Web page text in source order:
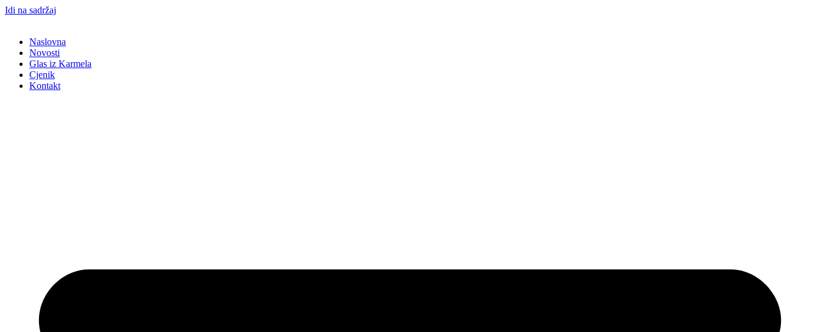
Idi na sadržaj
Naslovna
Novosti
Glas iz Karmela
Cjenik
Kontakt